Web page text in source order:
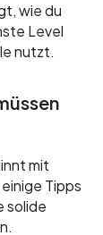
wie du
Level
nutzt.
mit
Tipps
solide